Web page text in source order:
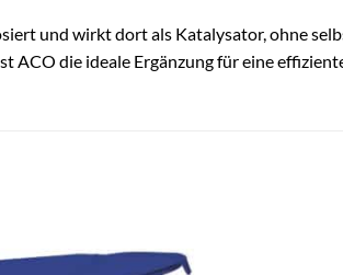
und wirkt dort als Katalysator, ohne
die ideale Ergänzung für eine